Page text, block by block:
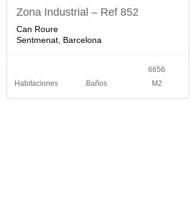
Zona Industrial – Ref 852
Can Roure
Sentmenat, Barcelona
Habitaciones Baños
6656
M2